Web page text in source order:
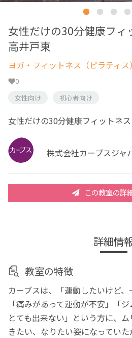
女性だけの30分健康フィ
高井戸東
ヨガ・フィットネス（ピラティス）
0
女性向け
初心者向け
女性だけの30分健康フィットネス
株式会社カーブスジャ
この教室の詳
詳細情
教室の特徴
カーブスは、「運動したいけど、
「痛みがあって運動が不安」「
とても出来ない」という方に、
きたい、なりたい姿になっていた